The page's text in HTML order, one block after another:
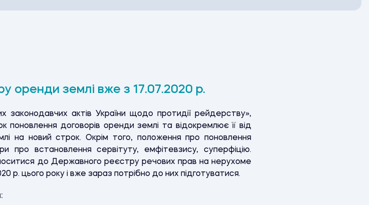
оренди землі вже з 17.07.2020 р.
законодавчих актів України щодо протидії рейдерству»,
поновлення договорів оренди землі та відокремлює її від
на новий строк. Окрім того, положення про поновлення
встановлення сервітуту, емфітевзису, суперфіцію.
до Державного реєстру речових прав на нерухоме
р. цього року і вже зараз потрібно до них підготуватися.